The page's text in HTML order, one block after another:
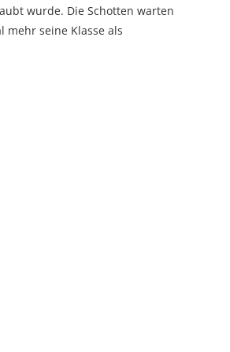
wurde. Die Schotten warten
seine Klasse als